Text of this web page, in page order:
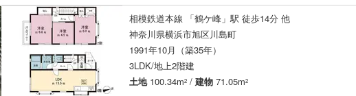
相模鉄道本線 「鶴ケ峰」駅 徒歩14分 他
神奈川県横浜市旭区川島町
1991年10月（築35年）
3LDK/地上2階建
土地100.34m2 / 建物 71.05m2
紀勢本線（JR西日本）(0) 湖西線(0)
桜島線 ( 0) 福知山線
加古川線(0) 播但線
赤穂線
(0) 津山線(0
耐震、免震、制震構造
（0 ）
住宅性能評価付き（0）
オンライン対応
オンライン内見(相談)可（0） IT重説可